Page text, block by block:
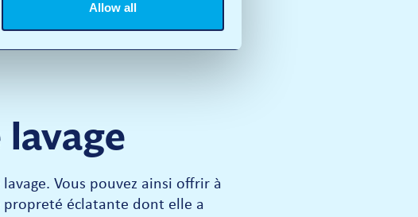
Allow all
Vous pouvez ainsi offrir à
éclatante dont elle a